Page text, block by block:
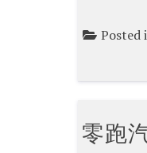
Posted
零跑